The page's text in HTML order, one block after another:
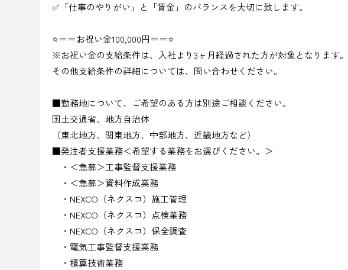
✅「仕事のやりがい」と「賃金」のバランスを大切に致します。
⭐＝＝お祝い金100,000円＝＝⭐
※お祝い金の支給条件は、入社より3ヶ月経過された方が対象となります。
その他支給条件の詳細については、問い合わせください。
■勤務地について、ご希望のある方は別途ご相談ください。
国土交通省、地方自治体
（東北地方、関東地方、中部地方、近畿地方など）
■発注者支援業務＜希望する業務をお選びください。＞
・＜急募＞工事監督支援業務
・＜急募＞資料作成業務
・NEXCO（ネクスコ）施工管理
・NEXCO（ネクスコ）点検業務
・NEXCO（ネクスコ）保全調査
・電気工事監督支援業務
・積算技術業務